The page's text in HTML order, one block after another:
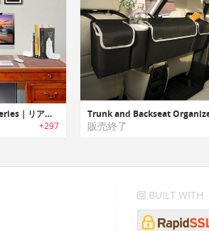
Desktop Madness Series｜リアルな手モチーフのデスクアクセサリー「ハンド」シリーズ
+297 販売終了
BUILT WITH